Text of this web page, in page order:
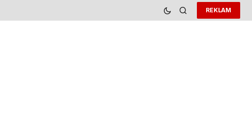
REKLAM